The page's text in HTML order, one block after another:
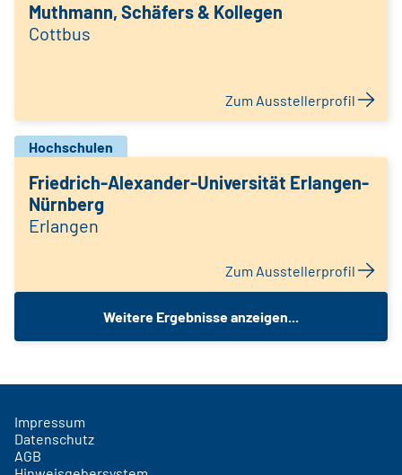
Muthmann, Schäfers & Kollegen
Cottbus
Zum Ausstellerprofil
Hochschulen
Friedrich-Alexander-Universität Erlangen-
Nürnberg
Erlangen
Zum Ausstellerprofil
Weitere Ergebnisse anzeigen...
Impressum
Datenschutz
AGB